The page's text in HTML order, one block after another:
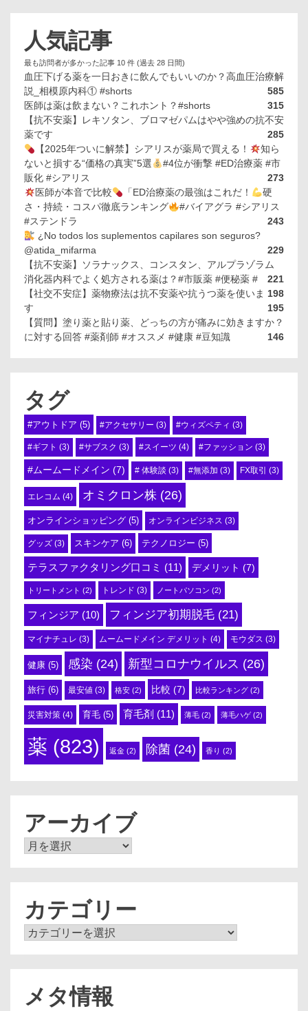
人気記事
最も訪問者が多かった記事 10 件 (過去 28 日間)
血圧下げる薬を一日おきに飲んでもいいのか？高血圧治療解
説_相模原内科① #shorts
585
医師は薬は飲まない？これホント？#shorts
315
【抗不安薬】レキソタン、ブロマゼパムはやや強めの抗不安
薬です
285
【2025年ついに解禁】シアリスが薬局で買える！
知ら
ないと損する“価格の真実”5選
#4位が衝撃 #ED治療薬 #市
販化 #シアリス
273
医師が本音で比較
「ED治療薬の最強はこれだ！
硬
さ・持続・コスパ徹底ランキング
#バイアグラ #シアリス
#ステンドラ
243
¿No todos los suplementos capilares son seguros?
@atida_mifarma
229
【抗不安薬】ソラナックス、コンスタン、アルプラゾラム
221
消化器内科でよく処方される薬は？#市販薬 #便秘薬 #
198
【社交不安症】薬物療法は抗不安薬や抗うつ薬を使いま
す
195
【質問】塗り薬と貼り薬、どっちの方が痛みに効きますか？
に対する回答 #薬剤師 #オススメ #健康 #豆知識
146
タグ
#アウトドア (5) #アクセサリー (3) #ウィズペティ (3)
#ギフト (3) #サブスク (3) #スイーツ (4) #ファッション (3)
#ムームードメイン (7) # 体験談 (3) #無添加 (3) FX取引 (3)
エレコム (4) オミクロン株 (26)
オンラインショッピング (5) オンラインビジネス (3)
グッズ (3) スキンケア (6) テクノロジー (5)
テラスファクタリング口コミ (11) デメリット (7)
トリートメント (2) トレンド (3) ノートパソコン (2)
フィンジア (10) フィンジア初期脱毛 (21)
マイナチュレ (3) ムームードメイン デメリット (4) モウダス (3)
健康 (5) 感染 (24) 新型コロナウイルス (26)
旅行 (6) 最安値 (3) 格安 (2) 比較 (7) 比較ランキング (2)
災害対策 (4) 育毛 (5) 育毛剤 (11) 薄毛 (2) 薄毛ハゲ(2)
薬 (823) 返金 (2) 除菌 (24) 香り (2)
アーカイブ
ア
カテゴリー
カ
メタ情報